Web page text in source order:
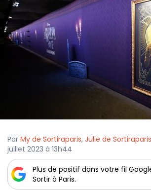
Par My de Sortiraparis, Julie de Sortiraparis
juillet 2023 à 13h44
Plus de positif dans votre fil
Sortir à Paris.